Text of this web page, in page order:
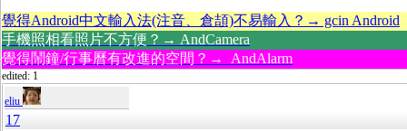
覺得Android中文輸入法(注音、倉頡)不易輸入？→ gcin Android
手機照相看照片不方便？→ AndCamera
覺得鬧鐘/行事曆有改進的空間？→ AndAlarm
edited: 1
eliu
17